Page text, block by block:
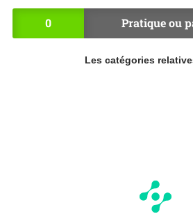
0 Pratique ou
Les catégories